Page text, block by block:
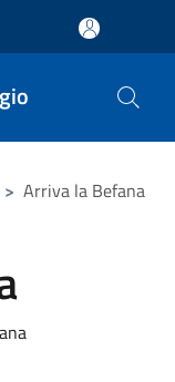
> Arriva la Befana